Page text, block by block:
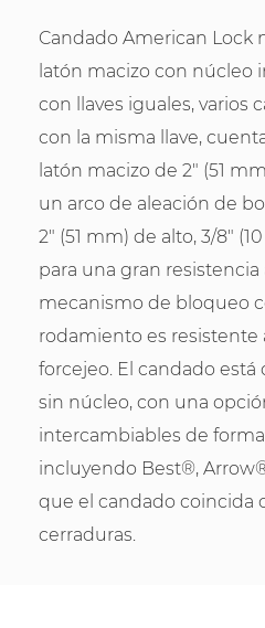
Candado American Lock
latón macizo con núcleo
con llaves iguales, varios
con la misma llave,
latón macizo de 2" (51
un arco de aleación de
2" (51 mm) de alto, 3/8"
para una gran resistencia
mecanismo de bloqueo
rodamiento es resistente
forcejeo. El candado
sin núcleo, con una
intercambiables de
incluyendo Best®,
que el candado coincida
cerraduras.